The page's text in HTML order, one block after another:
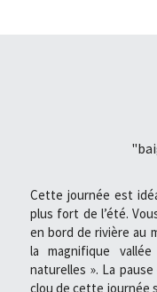
Cette journée est
plus fort de l’été.
en bord de rivière au
la magnifique
naturelles ». La
clou de cette journée